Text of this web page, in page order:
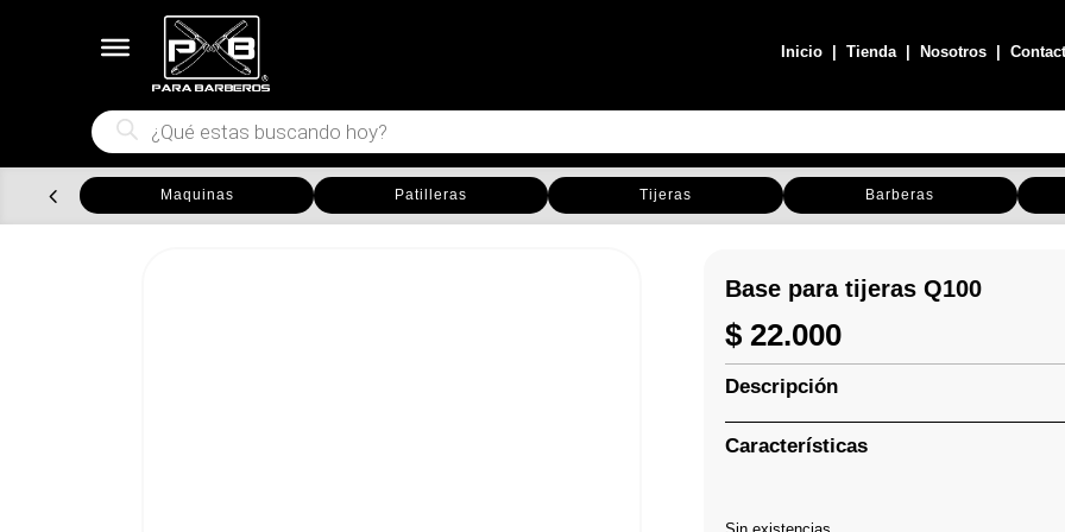
Inicio |Tienda| Nosotros |
Búsqueda
de
productos
Maquinas Patilleras Tijeras Barberas
Base para tijeras Q100
$ 22.000
Descripción
Características